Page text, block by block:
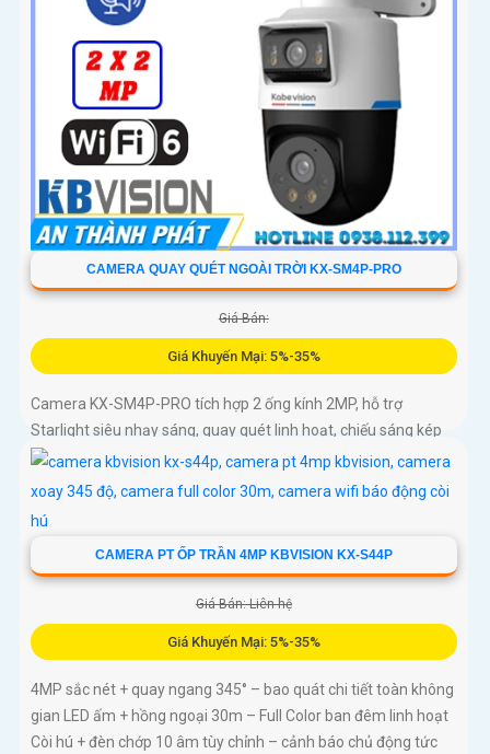
CAMERA QUAY QUÉT NGOÀI TRỜI KX-SM4P-PRO
Giá Bán:
Giá Khuyến Mại: 5%-35%
Camera KX-SM4P-PRO tích hợp 2 ống kính 2MP, hỗ trợ
Starlight siêu nhạy sáng, quay quét linh hoạt, chiếu sáng kép
thông minh và LED ánh sáng ấm 30m. Công nghệ AI-ISP kết
hợp cảm biến lớn tối ưu hình ảnh ban đêm
CAMERA PT ỐP TRẦN 4MP KBVISION KX-S44P
Giá Bán: Liên hệ
Giá Khuyến Mại: 5%-35%
4MP sắc nét + quay ngang 345° – bao quát chi tiết toàn không
gian LED ấm + hồng ngoại 30m – Full Color ban đêm linh hoạt
Còi hú + đèn chớp 10 âm tùy chỉnh – cảnh báo chủ động tức